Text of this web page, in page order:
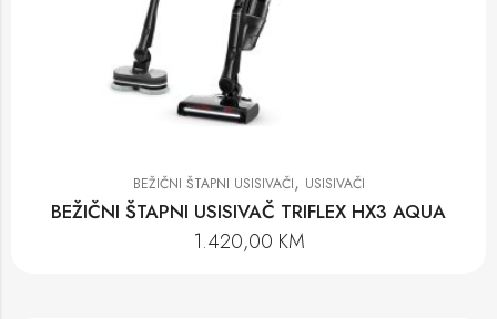
BEŽIČNI ŠTAPNI USISIVAČI, USISIVAČI
BEŽIČNI ŠTAPNI USISIVAČ TRIFLEX HX3 AQUA
1.420,00 KM